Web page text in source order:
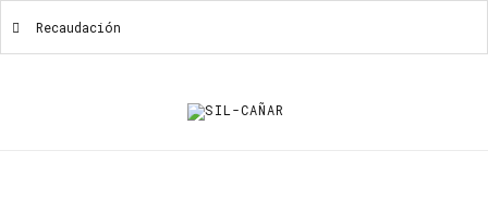
Recaudación